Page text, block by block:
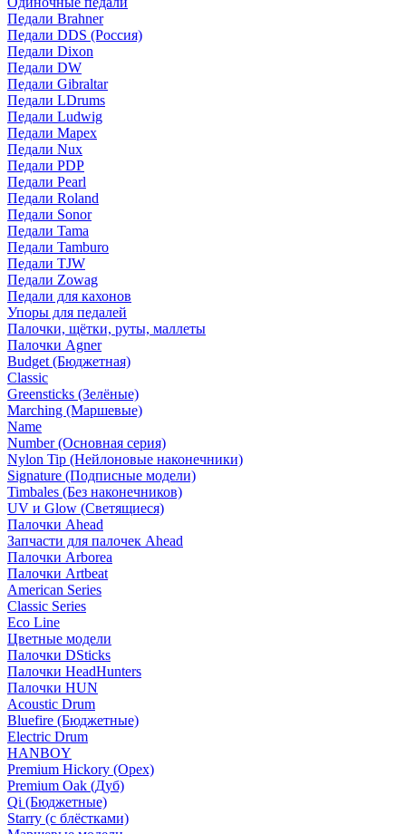
Педали Brahner
Педали DDS (Россия)
Педали Dixon
Педали DW
Педали Gibraltar
Педали LDrums
Педали Ludwig
Педали Mapex
Педали Nux
Педали PDP
Педали Pearl
Педали Roland
Педали Sonor
Педали Tama
Педали Tamburo
Педали TJW
Педали Zowag
Педали для кахонов
Упоры для педалей
Палочки, щётки, руты, маллеты
Палочки Agner
Budget (Бюджетная)
Classic
Greensticks (Зелёные)
Marching (Маршевые)
Name
Number (Основная серия)
Nylon Tip (Нейлоновые наконечники)
Signature (Подписные модели)
Timbales (Без наконечников)
UV и Glow (Светящиеся)
Палочки Ahead
Запчасти для палочек Ahead
Палочки Arborea
Палочки Artbeat
American Series
Classic Series
Eco Line
Цветные модели
Палочки DSticks
Палочки HeadHunters
Палочки HUN
Acoustic Drum
Bluefire (Бюджетные)
Electric Drum
HANBOY
Premium Hickory (Орех)
Premium Oak (Дуб)
Qi (Бюджетные)
Starry (с блёстками)